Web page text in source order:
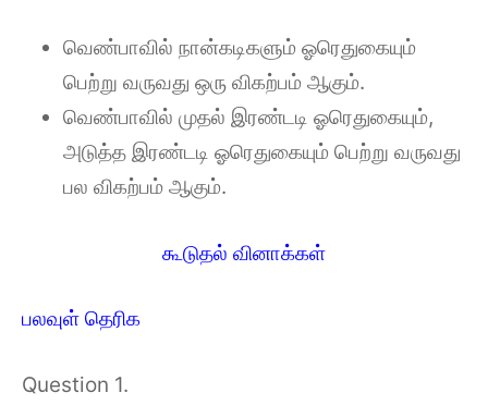
வெண்பாவில் நான்கடிகளும் ஓரெதுகையும்
பெற்று வருவது ஒரு விகற்பம் ஆகும்.
வெண்பாவில் முதல் இரண்டடி ஓரெதுகையும்,
அடுத்த இரண்டடி ஓரெதுகையும் பெற்று வருவது
பல விகற்பம் ஆகும்.
கூடுதல் வினாக்கள்
பலவுள் தெரிக
Question 1.